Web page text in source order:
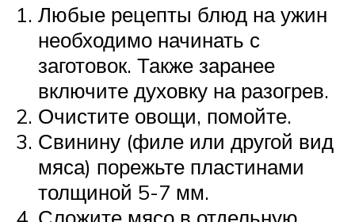
Любые рецепты блюд на ужин
необходимо начинать с
заготовок. Также заранее
включите духовку на разогрев.
Очистите овощи, помойте.
Свинину (филе или другой вид
мяса) порежьте пластинами
толщиной 5-7 мм.